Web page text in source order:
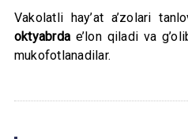
Vakolatli hay’at a’zolari
oktyabrda e’lon qiladi va
mukofotlanadilar.